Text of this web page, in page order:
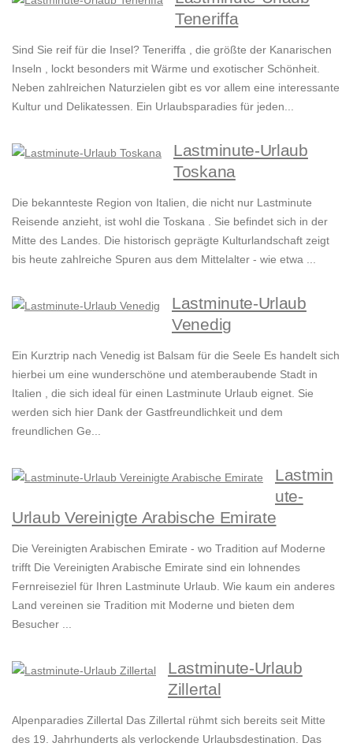
Teneriffa
Sind Sie reif für die Insel? Teneriffa , die größte der Kanarischen
Inseln , lockt besonders mit Wärme und exotischer Schönheit.
Neben zahlreichen Naturzielen gibt es vor allem eine interessante
Kultur und Delikatessen. Ein Urlaubsparadies für jeden...
Lastminute-Urlaub
Toskana
Die bekannteste Region von Italien, die nicht nur Lastminute
Reisende anzieht, ist wohl die Toskana . Sie befindet sich in der
Mitte des Landes. Die historisch geprägte Kulturlandschaft zeigt
bis heute zahlreiche Spuren aus dem Mittelalter - wie etwa ...
Lastminute-Urlaub
Venedig
Ein Kurztrip nach Venedig ist Balsam für die Seele Es handelt sich
hierbei um eine wunderschöne und atemberaubende Stadt in
Italien , die sich ideal für einen Lastminute Urlaub eignet. Sie
werden sich hier Dank der Gastfreundlichkeit und dem
freundlichen Ge...
Lastmin
ute-
Urlaub Vereinigte Arabische Emirate
Die Vereinigten Arabischen Emirate - wo Tradition auf Moderne
trifft Die Vereinigten Arabische Emirate sind ein lohnendes
Fernreiseziel für Ihren Lastminute Urlaub. Wie kaum ein anderes
Land vereinen sie Tradition mit Moderne und bieten dem
Besucher ...
Lastminute-Urlaub
Zillertal
Alpenparadies Zillertal Das Zillertal rühmt sich bereits seit Mitte
des 19. Jahrhunderts als verlockende Urlaubsdestination. Das